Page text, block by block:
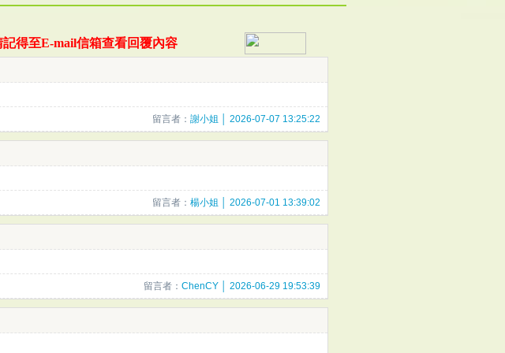
得至E-mail信箱查看回覆內容
留言者： 謝小姐 │ 2026-07-07 13:25:22
留言者： 楊小姐 │ 2026-07-01 13:39:02
留言者： ChenCY │ 2026-06-29 19:53:39